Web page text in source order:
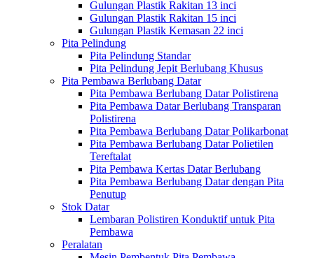
Gulungan Plastik Rakitan 13 inci
Gulungan Plastik Rakitan 15 inci
Gulungan Plastik Kemasan 22 inci
Pita Pelindung
Pita Pelindung Standar
Pita Pelindung Jepit Berlubang Khusus
Pita Pembawa Berlubang Datar
Pita Pembawa Berlubang Datar Polistirena
Pita Pembawa Datar Berlubang Transparan
Polistirena
Pita Pembawa Berlubang Datar Polikarbonat
Pita Pembawa Berlubang Datar Polietilen
Tereftalat
Pita Pembawa Kertas Datar Berlubang
Pita Pembawa Berlubang Datar dengan Pita
Penutup
Stok Datar
Lembaran Polistiren Konduktif untuk Pita
Pembawa
Peralatan